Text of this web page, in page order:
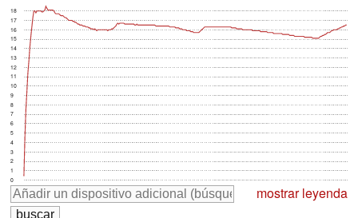
0
1
2
3
4
5
6
7
8
9
10
11
12
13
14
15
16
17
18
mostrar leyenda